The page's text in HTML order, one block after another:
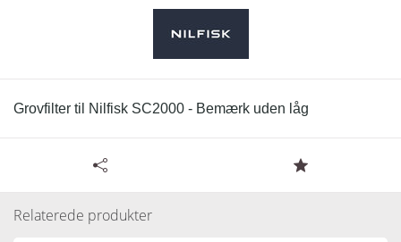
Grovfilter til Nilfisk SC2000 - Bemærk uden låg
Læs resten.
Tilgængelige specifikationer for Nilfisk Grovfilter u/ låg
Relaterede produkter